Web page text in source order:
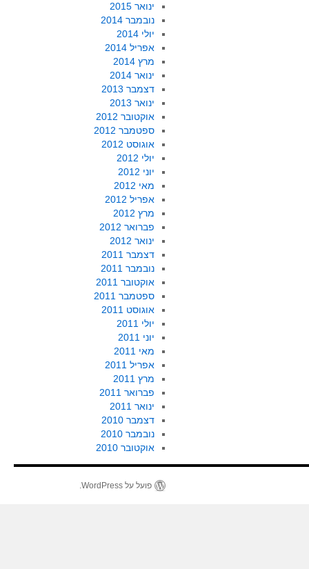
ינואר 2015
נובמבר 2014
יולי 2014
אפריל 2014
מרץ 2014
ינואר 2014
דצמבר 2013
ינואר 2013
אוקטובר 2012
ספטמבר 2012
אוגוסט 2012
יולי 2012
יוני 2012
מאי 2012
אפריל 2012
מרץ 2012
פברואר 2012
ינואר 2012
דצמבר 2011
נובמבר 2011
אוקטובר 2011
ספטמבר 2011
אוגוסט 2011
יולי 2011
יוני 2011
מאי 2011
אפריל 2011
מרץ 2011
פברואר 2011
ינואר 2011
דצמבר 2010
נובמבר 2010
אוקטובר 2010
פועל על WordPress.